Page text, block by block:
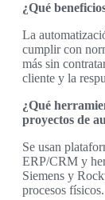
¿Qué
La
cumplir con
más sin
cliente y la
¿Qué
proyectos de
Se usan
ERP/CRM y
Siemens y
procesos físicos.